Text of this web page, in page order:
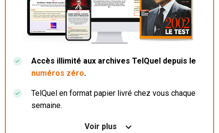
Accès illimité aux archives TelQuel depuis le
numéros zéro.
TelQuel en format papier livré chez vous chaque
semaine.
Nos articles en illimité sur ordinateur, tablette et
Voir plus